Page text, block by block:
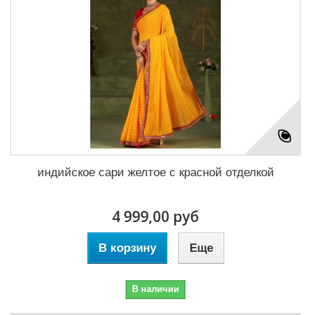
индийское сари желтое с красной отделкой
4 999,00 руб
В корзину Еще
В наличии